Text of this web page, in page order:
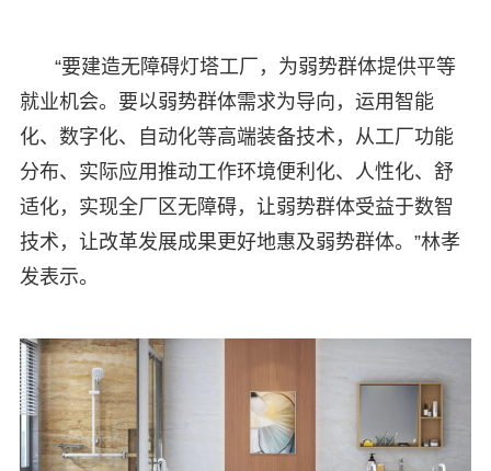
“要建造无障碍灯塔工厂，为弱势群体提供平等
就业机会。要以弱势群体需求为导向，运用智能
化、数字化、自动化等高端装备技术，从工厂功能
分布、实际应用推动工作环境便利化、人性化、舒
适化，实现全厂区无障碍，让弱势群体受益于数智
技术，让改革发展成果更好地惠及弱势群体。”林孝
发表示。